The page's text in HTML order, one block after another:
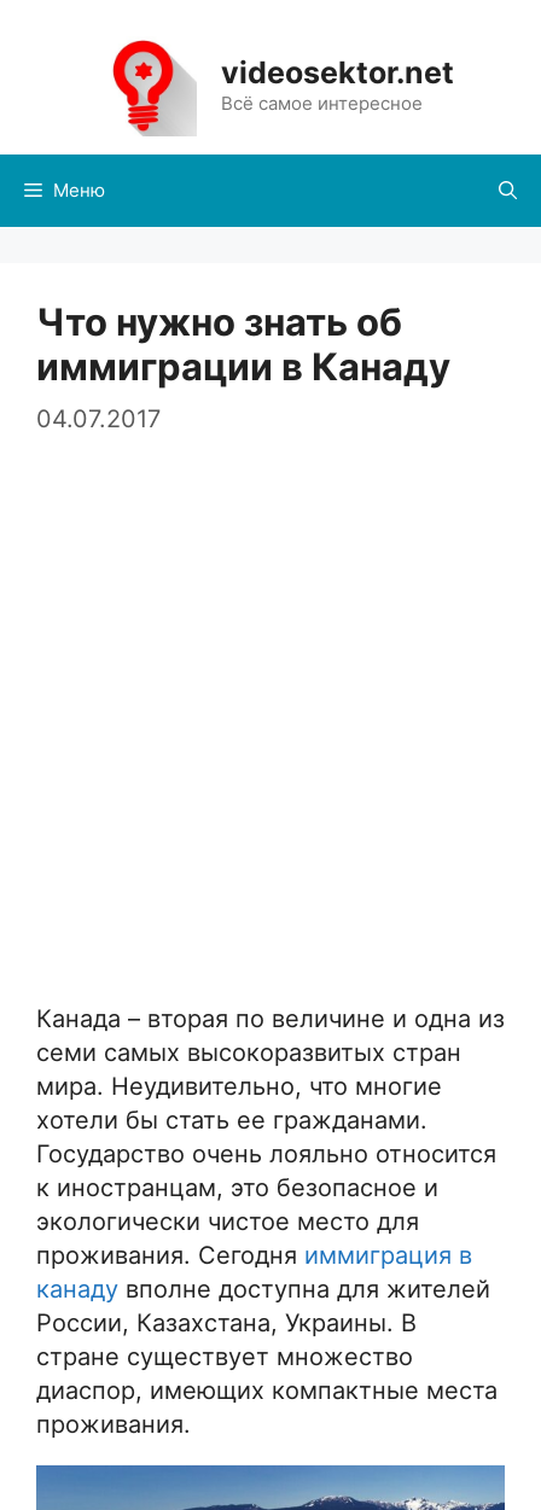
содержимому
videosektor.net
Всё самое интересное
Меню
Что нужно знать об
иммиграции в Канаду
04.07.2017
Канада – вторая по величине и одна из
семи самых высокоразвитых стран
мира. Неудивительно, что многие
хотели бы стать ее гражданами.
Государство очень лояльно относится
к иностранцам, это безопасное и
экологически чистое место для
проживания. Сегодня иммиграция в
канаду вполне доступна для жителей
России, Казахстана, Украины. В
стране существует множество
диаспор, имеющих компактные места
проживания.